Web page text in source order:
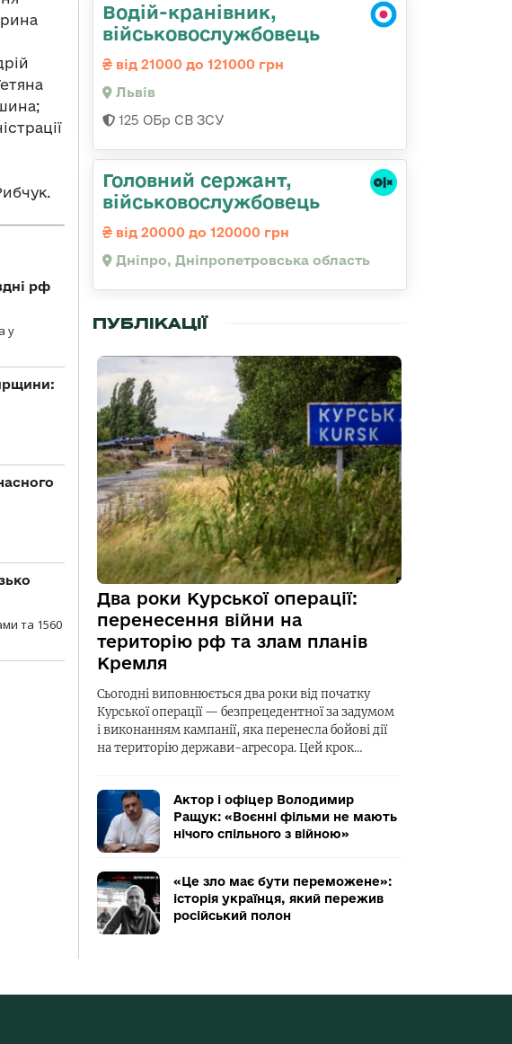
рф
у
та 1560
Водій-кранівник,
військовослужбовець
від 21000 до 121000 грн
Львів
125 ОБр СВ ЗСУ
Головний сержант,
військовослужбовець
від 20000 до 120000 грн
Дніпро, Дніпропетровська область
ПУБЛІКАЦІЇ
Два роки Курської операції:
перенесення війни на
територію рф та злам планів
Кремля
Сьогодні виповнюється два роки від початку
Курської операції — безпрецедентної за задумом
і виконанням кампанії, яка перенесла бойові дії
на територію держави-агресора. Цей крок…
Актор і офіцер Володимир
Ращук: «Воєнні фільми не мають
нічого спільного з війною»
«Це зло має бути переможене»:
історія українця, який пережив
російський полон